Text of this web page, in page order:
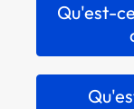
Qu'est-